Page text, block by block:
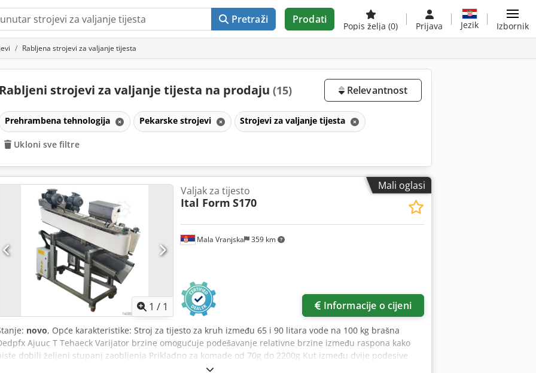
Pretraži Prodati
Popis želja (0) Prijava Jezik Izbornik
Rabljena strojevi za valjanje tijesta
Rabljeni strojevi za valjanje tijesta na prodaju (15) Relevantnost
Prehrambena tehnologija Pekarske strojevi Strojevi za valjanje tijesta
Ukloni sve filtre
Mali oglasi
1 / 1
Mala Vranjska 359 km
Valjak za tijesto
Ital Form S170
Informacije o cijeni
novo, Opće karakteristike: Stroj za tijesto za kruh između 65 i 90 litara vode na 100 kg brašna
Ajuuc T Tehaeck Varijator brzine omogućuje podešavanje relativne brzine između raspona kako
dobili željeni stupanj zaobljenja Prikladno za komade od 70g do 2200g Kut između dvije podesive
šipke za podešavanje veličine dijelova koje treba zaokružiti Zdjela za brašno Podesiva po visini Rotirajući